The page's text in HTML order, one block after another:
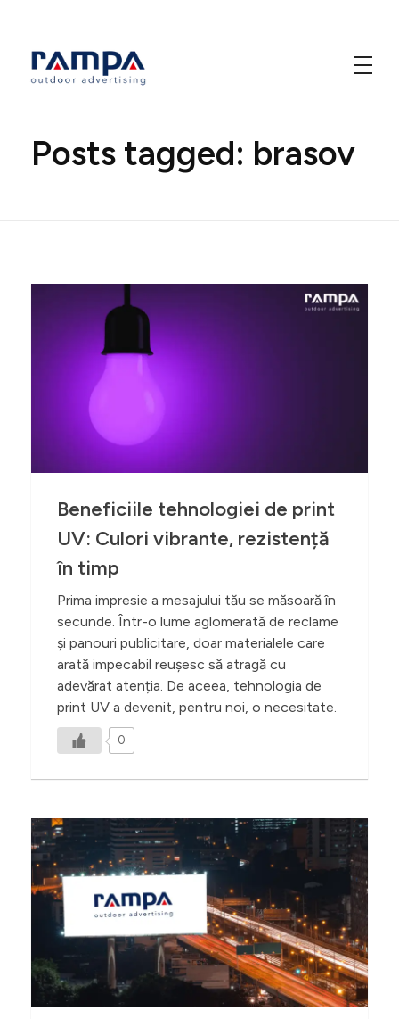
Home » brasov
Posts tagged: brasov
Beneficiile tehnologiei de print
UV: Culori vibrante, rezistență
în timp
Prima impresie a mesajului tău se măsoară în
secunde. Într-o lume aglomerată de reclame
și panouri publicitare, doar materialele care
arată impecabil reușesc să atragă cu
adevărat atenția. De aceea, tehnologia de
print UV a devenit, pentru noi, o necesitate.
0